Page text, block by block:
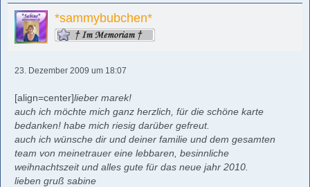
*sammybubchen*
23. Dezember 2009 um 18:07
[align=center]lieber marek!
auch ich möchte mich ganz herzlich, für die schöne karte
bedanken! habe mich riesig darüber gefreut.
auch ich wünsche dir und deiner familie und dem gesamten
team von meinetrauer eine lebbaren, besinnliche
weihnachtszeit und alles gute für das neue jahr 2010.
lieben gruß sabine